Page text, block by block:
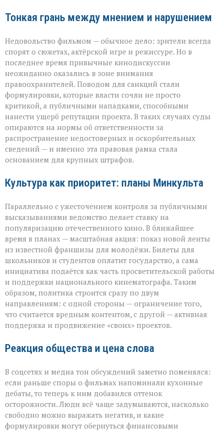
Тонкая грань между мнением и нарушением
Недовольство фильмом — обычное дело: зрители всегда
спорят о сюжетах, актёрской игре и режиссуре. Но в
последнее время привычные кинодискуссии
неожиданно оказались в зоне внимания
правоохранителей. Поводом для санкций стали
формулировки, которые власти сочли не просто
критикой, а публичными нападками, способными
нанести ущерб репутации проекта. В таких случаях суды
опираются на нормы об ответственности за
распространение недостоверных и оскорбительных
сведений — и именно эта правовая рамка стала
основанием для крупных штрафов.
Культура как приоритет: планы Минкульта
Параллельно с ужесточением контроля за публичными
высказываниями ведомство делает ставку на
популяризацию отечественного кино. В ближайшее
время в планах — масштабная акция: показ новой ленты
из известной франшизы для молодёжи. Билеты для
школьников и студентов оплатит государство, а сама
инициатива подаётся как часть просветительской работы
и поддержки национального кинематографа. Таким
образом, политика строится сразу по двум
направлениям: с одной стороны — ограничение того,
что считается вредным контентом, с другой — активная
поддержка и продвижение «своих» проектов.
Реакция общества и цена слова
В соцсетях и медиа тон обсуждений заметно поменялся:
если раньше споры о фильмах напоминали кухонные
дебаты, то теперь к ним добавился оттенок
осторожности. Люди всё чаще задумываются, насколько
свободно можно выражать негатив, и какие
формулировки могут обернуться финансовыми